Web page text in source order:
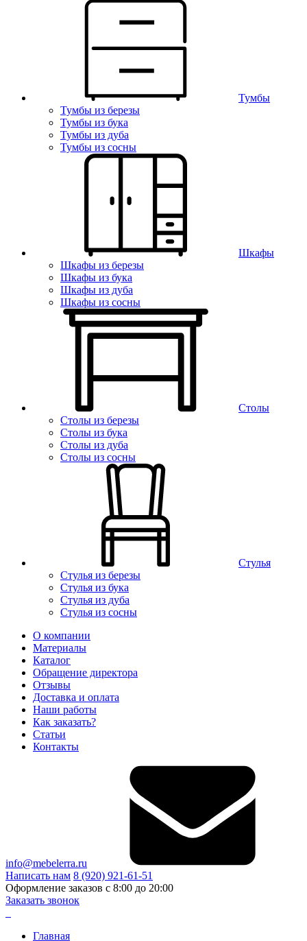
Тумбы
Тумбы из березы
Тумбы из бука
Тумбы из дуба
Тумбы из сосны
Шкафы
Шкафы из березы
Шкафы из бука
Шкафы из дуба
Шкафы из сосны
Столы
Столы из березы
Столы из бука
Столы из дуба
Столы из сосны
Стулья
Стулья из березы
Стулья из бука
Стулья из дуба
Стулья из сосны
О компании
Материалы
Каталог
Обращение директора
Отзывы
Доставка и оплата
Наши работы
Как заказать?
Статьи
Контакты
info@mebelerra.ru
Написать нам 8 (920) 921-61-51
Оформление заказов с 8:00 до 20:00
Заказать звонок
Главная